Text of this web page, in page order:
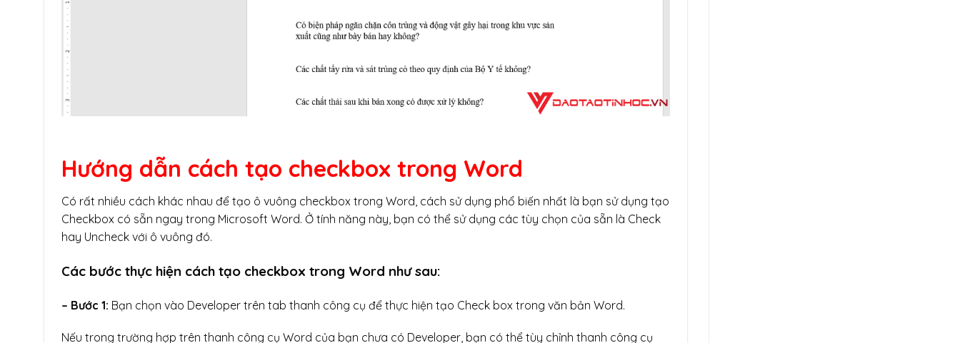
Hướng dẫn cách tạo checkbox trong Word
Có rất nhiều cách khác nhau để tạo ô vuông checkbox trong Word, cách sử dụng phổ biến nhất là bạn sử dụng tạo
Checkbox có sẵn ngay trong Microsoft Word. Ở tính năng này, bạn có thể sử dụng các tùy chọn của sẵn là Check
hay Uncheck với ô vuông đó.
Các bước thực hiện cách tạo checkbox trong Word như sau:
– Bước 1: Bạn chọn vào Developer trên tab thanh công cụ để thực hiện tạo Check box trong văn bản Word.
Nếu trong trường hợp trên thanh công cụ Word của bạn chưa có Developer, bạn có thể tùy chỉnh thanh công cụ